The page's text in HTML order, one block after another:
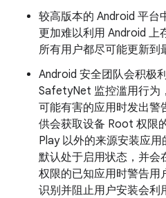
较高版本的 Android 平台
更加难以利用 Android 上
所有用户都尽可能更新到
Android 安全团队会积极
SafetyNet 监控滥用行为
可能有害的应用时发出警
供会获取设备 Root 权限
Play 以外的来源安装应
默认处于启用状态，并
权限的已知应用时警告用
识别并阻止用户安装会利